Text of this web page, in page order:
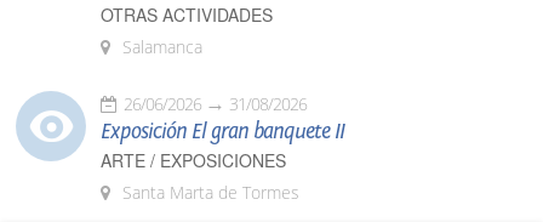
OTRAS ACTIVIDADES
Salamanca
26/06/2026 31/08/2026
Exposición El gran banquete II
ARTE / EXPOSICIONES
Santa Marta de Tormes